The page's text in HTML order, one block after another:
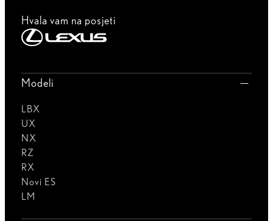
Hvala vam na posjeti
Modeli
LBX
UX
NX
RZ
RX
Novi ES
LM